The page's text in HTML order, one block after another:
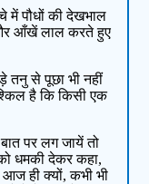
में पौधों की देखभाल
आँखें लाल करते हुए
तनु से पूछा भी नहीं
है कि किसी एक
पर लग जायें तो
धमकी देकर कहा,
ही क्यों, कभी भी